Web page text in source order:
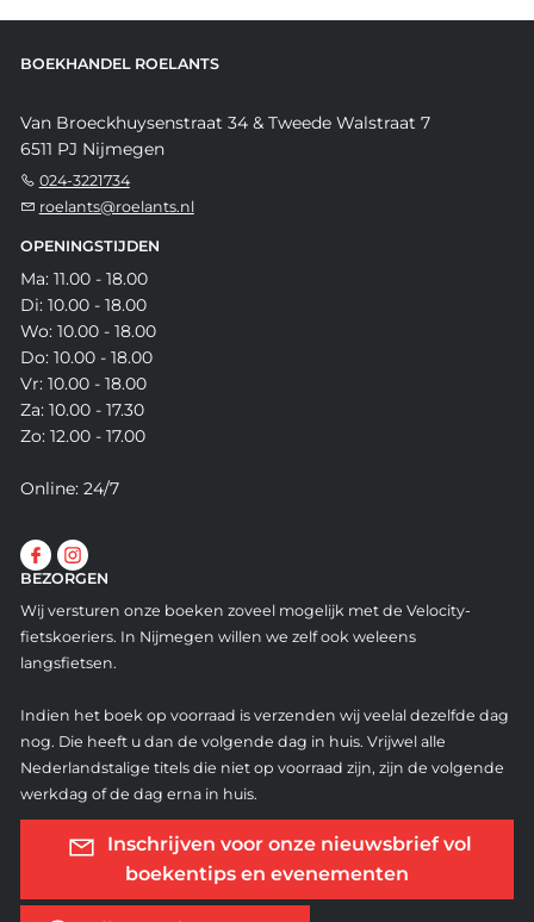
BOEKHANDEL ROELANTS
Van Broeckhuysenstraat 34 & Tweede Walstraat 7
6511 PJ Nijmegen
024-3221734
roelants@roelants.nl
OPENINGSTIJDEN
Ma: 11.00 - 18.00
Di: 10.00 - 18.00
Wo: 10.00 - 18.00
Do: 10.00 - 18.00
Vr: 10.00 - 18.00
Za: 10.00 - 17.30
Zo: 12.00 - 17.00
Online: 24/7
BEZORGEN
Wij versturen onze boeken zoveel mogelijk met de Velocity-
fietskoeriers. In Nijmegen willen we zelf ook weleens
langsfietsen.
Indien het boek op voorraad is verzenden wij veelal dezelfde dag
nog. Die heeft u dan de volgende dag in huis. Vrijwel alle
Nederlandstalige titels die niet op voorraad zijn, zijn de volgende
werkdag of de dag erna in huis.
Inschrijven voor onze nieuwsbrief vol
boekentips en evenementen